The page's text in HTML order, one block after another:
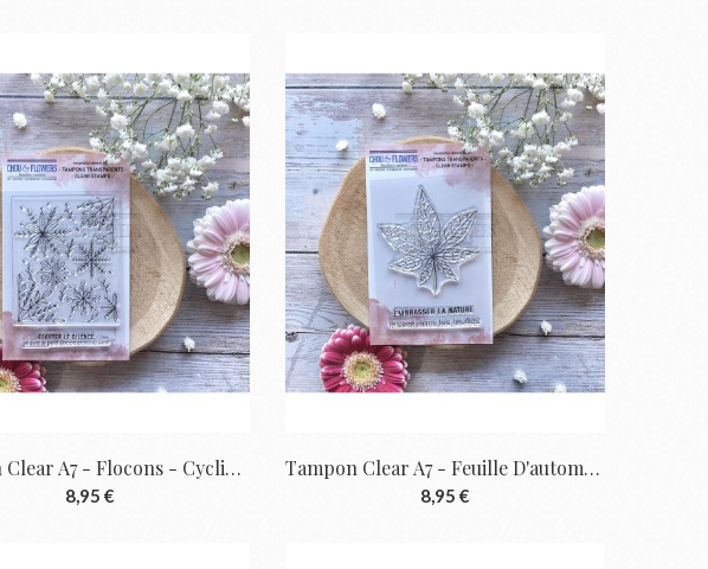
Tampon Clear A7 - Flocons - Cyclique |...
8,95 €
Tampon Clear A7 - Feuille D'automne -...
8,95 €